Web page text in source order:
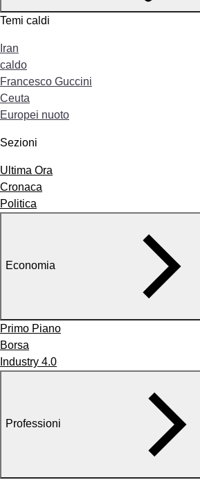
Temi caldi
Iran
caldo
Francesco Guccini
Ceuta
Europei nuoto
Sezioni
Ultima Ora
Cronaca
Politica
Economia
Primo Piano
Borsa
Industry 4.0
Professioni